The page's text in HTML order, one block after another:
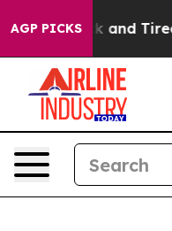
AGP PICKS
Sick and Tired of